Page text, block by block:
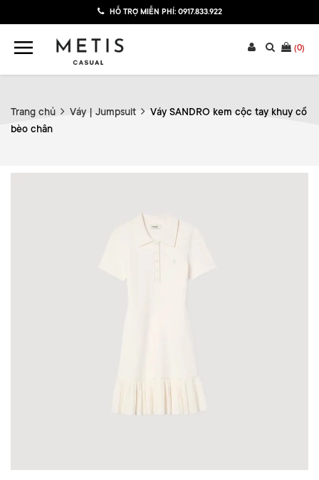
HỖ TRỢ MIỄN PHÍ: 0917.833.922
(0)
Trang chủ Váy | Jumpsuit
Váy SANDRO kem cộc tay khuy cổ
bèo chân